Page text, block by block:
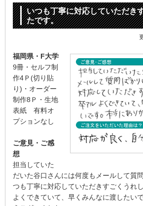
いつも丁寧に対応していただき
たです。
福岡県・F大学
9冊・セルフ制
作4Ｐ(切り貼
り)・オーダー
制作8Ｐ・生地
表紙 有料オ
プションなし
ご意見・ご感
想
担当していた
だいた谷口さんには何度もメールして質
つも丁寧に対応していただきすごくうれ
よくできていて、早くみんなに渡したい